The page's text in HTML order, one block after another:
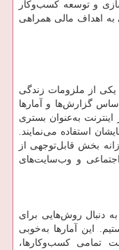
و توسعه کسب‌وکار
اهداف مالی همراهی
یکی از ملزومات زندگی
گزارش‌ها و آمارها
از اینترنت به‌عنوان بستری
استفاده می‌نمایند.
روزانه بخش قابل‌توجهی از
و وب‌سایت‌های
دنبال روش‌هایی برای
این آمارها به‌خوبی
تمامی کسب‌وکارها،